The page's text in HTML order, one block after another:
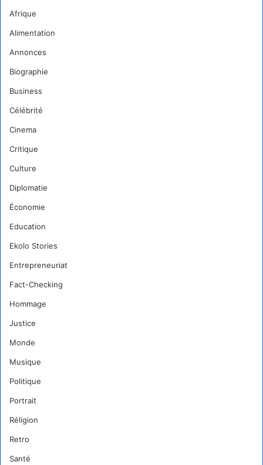
Afrique
Alimentation
Annonces
Biographie
Business
Célébrité
Cinema
Critique
Culture
Diplomatie
Économie
Education
Ekolo Stories
Entrepreneuriat
Fact-Checking
Hommage
Justice
Monde
Musique
Politique
Portrait
Réligion
Retro
Santé